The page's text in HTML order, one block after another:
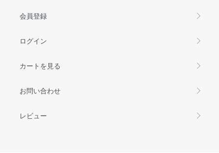
会員登録
ログイン
カートを見る
お問い合わせ
レビュー